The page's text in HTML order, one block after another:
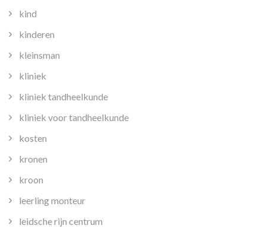
kind
kinderen
kleinsman
kliniek
kliniek tandheelkunde
kliniek voor tandheelkunde
kosten
kronen
kroon
leerling monteur
leidsche rijn centrum